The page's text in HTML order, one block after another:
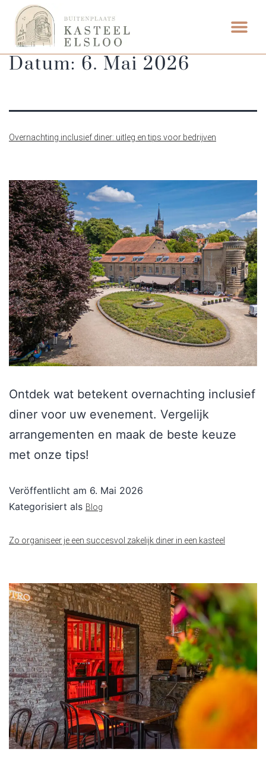
Datum: 6. Mai 2026
Overnachting inclusief diner: uitleg en tips voor bedrijven
Ontdek wat betekent overnachting inclusief
diner voor uw evenement. Vergelijk
arrangementen en maak de beste keuze
met onze tips!
Veröffentlicht am 6. Mai 2026
Kategorisiert als Blog
Zo organiseer je een succesvol zakelijk diner in een kasteel